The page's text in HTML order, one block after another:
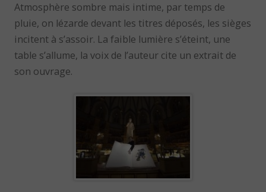
Atmosphère sombre mais intime, par temps de
pluie, on lézarde devant les titres déposés, les sièges
incitent à s’assoir. La faible lumière s’éteint, une
table s’allume, la voix de l’auteur cite un extrait de
son ouvrage.